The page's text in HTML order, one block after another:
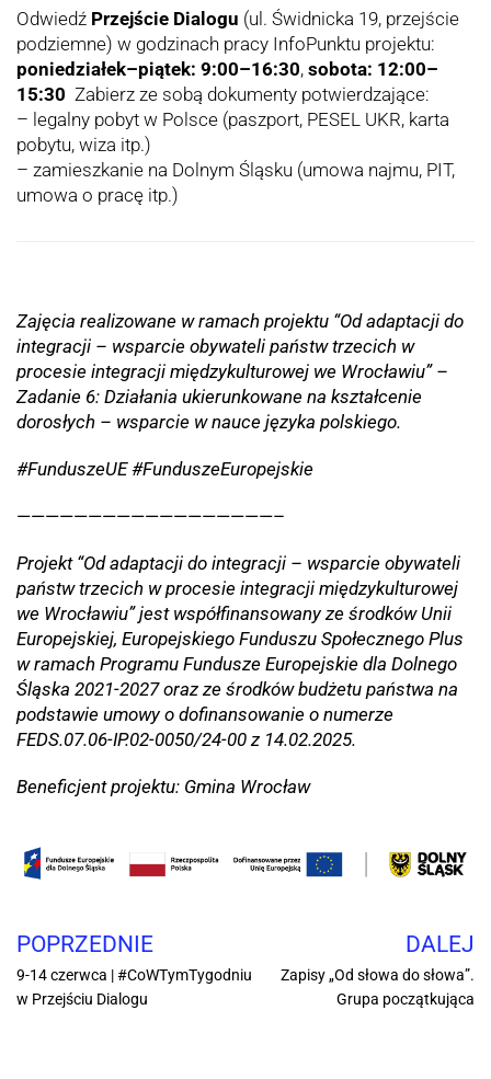
Odwiedź Przejście Dialogu (ul. Świdnicka 19, przejście
podziemne) w godzinach pracy InfoPunktu projektu:
poniedziałek–piątek: 9:00–16:30, sobota: 12:00–
15:30 Zabierz ze sobą dokumenty potwierdzające:
– legalny pobyt w Polsce (paszport, PESEL UKR, karta
pobytu, wiza itp.)
– zamieszkanie na Dolnym Śląsku (umowa najmu, PIT,
umowa o pracę itp.)
Zajęcia realizowane w ramach projektu “Od adaptacji do
integracji – wsparcie obywateli państw trzecich w
procesie integracji międzykulturowej we Wrocławiu” –
Zadanie 6: Działania ukierunkowane na kształcenie
dorosłych – wsparcie w nauce języka polskiego.
#FunduszeUE #FunduszeEuropejskie
——————————————————–
Projekt “Od adaptacji do integracji – wsparcie obywateli
państw trzecich w procesie integracji międzykulturowej
we Wrocławiu” jest współfinansowany ze środków Unii
Europejskiej, Europejskiego Funduszu Społecznego Plus
w ramach Programu Fundusze Europejskie dla Dolnego
Śląska 2021-2027 oraz ze środków budżetu państwa na
podstawie umowy o dofinansowanie o numerze
FEDS.07.06-IP.02-0050/24-00 z 14.02.2025.
Beneficjent projektu: Gmina Wrocław
POPRZEDNIE
9-14 czerwca | #CoWTymTygodniu
w Przejściu Dialogu
DALEJ
Zapisy „Od słowa do słowa”.
Grupa początkująca